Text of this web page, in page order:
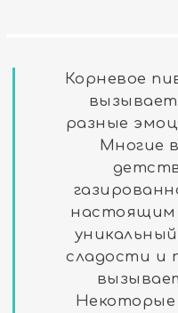
Корневое
разные
Многие
настоящим
сладости и